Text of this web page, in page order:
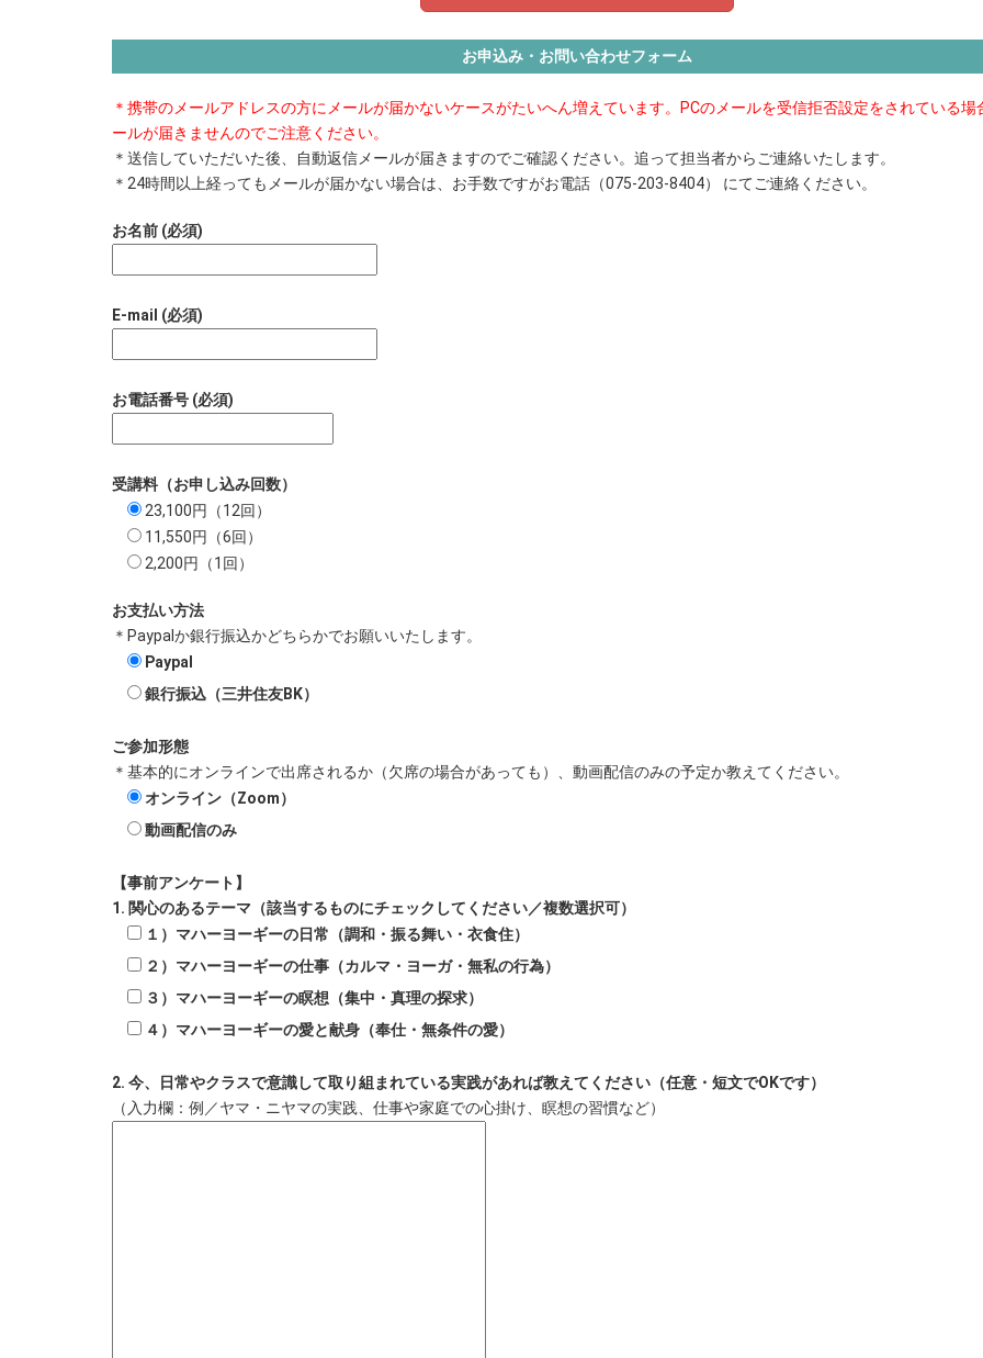
お申込み・お問い合わせフォーム
＊携帯のメールアドレスの方にメールが届かないケースがたいへん増えています。PCのメールを受信拒否設定をされている場
ールが届きませんのでご注意ください。
＊送信していただいた後、自動返信メールが届きますのでご確認ください。追って担当者からご連絡いたします。
＊24時間以上経ってもメールが届かない場合は、お手数ですがお電話（075-203-8404） にてご連絡ください。
お名前 (必須)
E-mail (必須)
お電話番号 (必須)
受講料（お申し込み回数）
23,100円（12回）
11,550円（6回）
2,200円（1回）
お支払い方法
＊Paypalか銀行振込かどちらかでお願いいたします。
Paypal
銀行振込（三井住友BK）
ご参加形態
＊基本的にオンラインで出席されるか（欠席の場合があっても）、動画配信のみの予定か教えてください。
オンライン（Zoom）
動画配信のみ
【事前アンケート】
1. 関心のあるテーマ（該当するものにチェックしてください／複数選択可）
１）マハーヨーギーの日常（調和・振る舞い・衣食住）
２）マハーヨーギーの仕事（カルマ・ヨーガ・無私の行為）
３）マハーヨーギーの瞑想（集中・真理の探求）
４）マハーヨーギーの愛と献身（奉仕・無条件の愛）
2. 今、日常やクラスで意識して取り組まれている実践があれば教えてください（任意・短文でOKです）
（入力欄：例／ヤマ・ニヤマの実践、仕事や家庭での心掛け、瞑想の習慣など）